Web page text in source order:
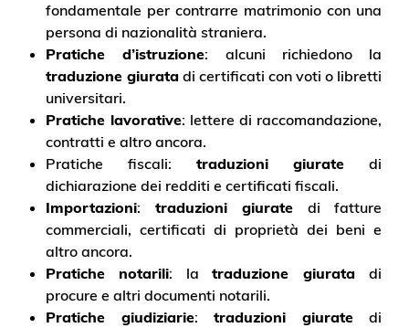
fondamentale per contrarre matrimonio con una
persona di nazionalità straniera.
Pratiche d’istruzione: alcuni richiedono la
traduzione giurata di certificati con voti o libretti
universitari.
Pratiche lavorative: lettere di raccomandazione,
contratti e altro ancora.
Pratiche fiscali: traduzioni giurate di
dichiarazione dei redditi e certificati fiscali.
Importazioni: traduzioni giurate di fatture
commerciali, certificati di proprietà dei beni e
altro ancora.
Pratiche notarili: latraduzione giuratadi
procure e altri documenti notarili.
Pratiche giudiziarie: traduzioni giurate di